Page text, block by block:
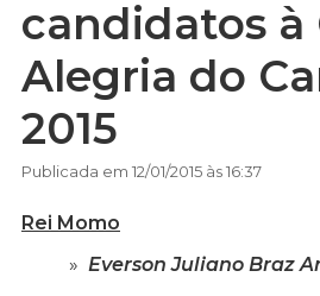
candidatos à
Alegria do
2015
Publicada em 12/01/2015 às 16:37
Rei Momo
Everson Juliano Braz